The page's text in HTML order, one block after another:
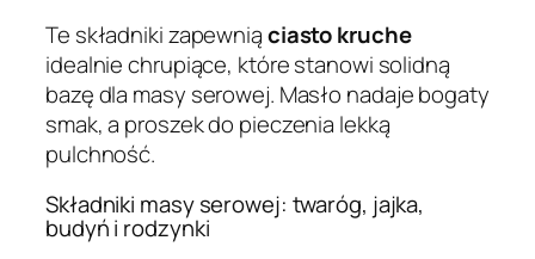
Te składniki zapewniąciasto kruche
idealnie chrupiące, które stanowi solidną
bazę dla masy serowej. Masło nadaje bogaty
smak, a proszek do pieczenia lekką
pulchność.
Składniki masy serowej: twaróg, jajka,
budyń i rodzynki